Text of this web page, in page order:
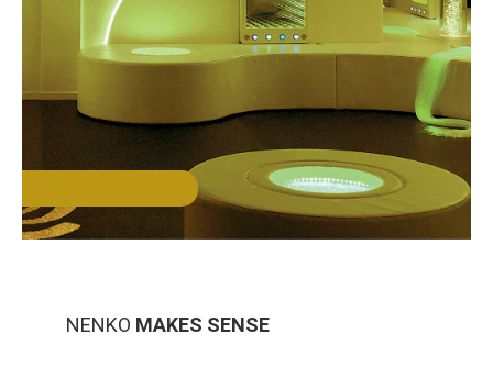
NENKO MAKES SENSE